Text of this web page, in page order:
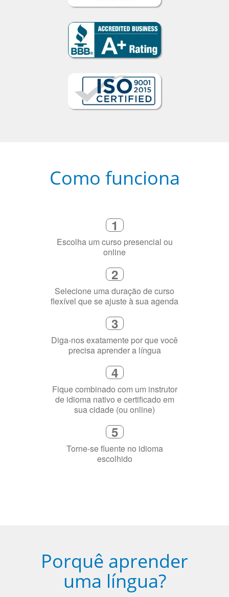
Escolha um curso presencial ou
online
2
Selecione uma duração de curso
flexível que se ajuste à sua agenda
3
Diga-nos exatamente por que você
precisa aprender a língua
4
Fique combinado com um instrutor
de idioma nativo e certificado em
sua cidade (ou online)
5
Torne-se fluente no idioma
escolhido
uma língua?